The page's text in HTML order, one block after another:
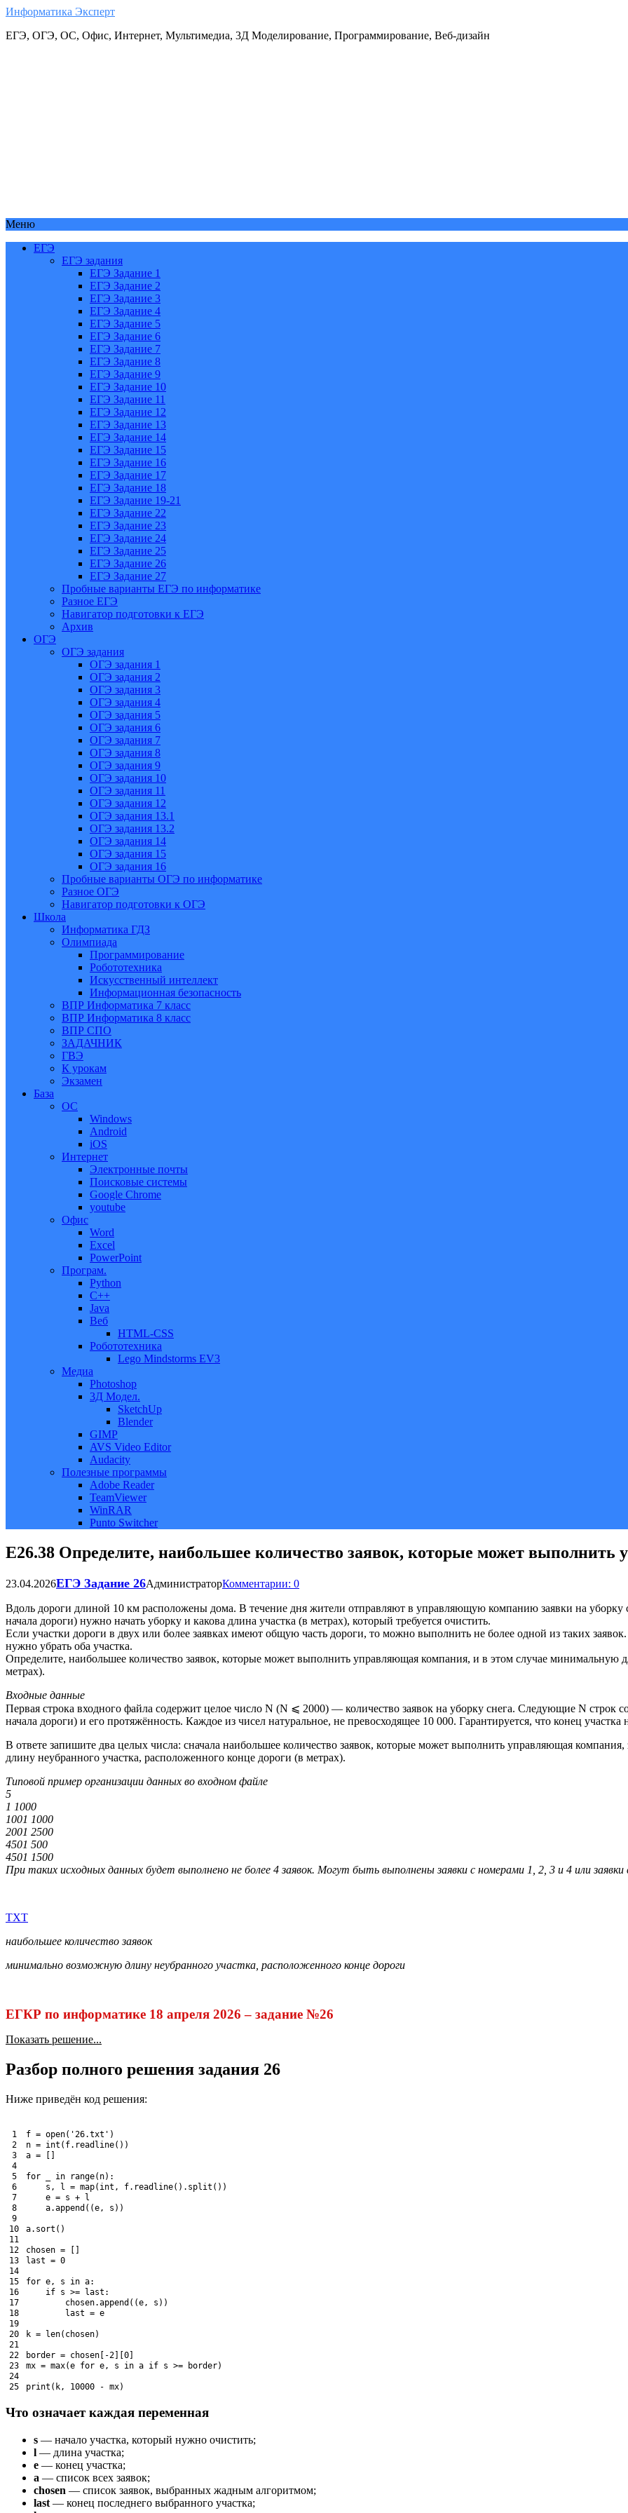
Информатика Эксперт
ЕГЭ, ОГЭ, ОС, Офис, Интернет, Мультимедиа, 3Д Моделирование, Программирование, Веб-дизайн
Меню
ЕГЭ
ЕГЭ задания
ЕГЭ Задание 1
ЕГЭ Задание 2
ЕГЭ Задание 3
ЕГЭ Задание 4
ЕГЭ Задание 5
ЕГЭ Задание 6
ЕГЭ Задание 7
ЕГЭ Задание 8
ЕГЭ Задание 9
ЕГЭ Задание 10
ЕГЭ Задание 11
ЕГЭ Задание 12
ЕГЭ Задание 13
ЕГЭ Задание 14
ЕГЭ Задание 15
ЕГЭ Задание 16
ЕГЭ Задание 17
ЕГЭ Задание 18
ЕГЭ Задание 19-21
ЕГЭ Задание 22
ЕГЭ Задание 23
ЕГЭ Задание 24
ЕГЭ Задание 25
ЕГЭ Задание 26
ЕГЭ Задание 27
Пробные варианты ЕГЭ по информатике
Разное ЕГЭ
Навигатор подготовки к ЕГЭ
Архив
ОГЭ
ОГЭ задания
ОГЭ задания 1
ОГЭ задания 2
ОГЭ задания 3
ОГЭ задания 4
ОГЭ задания 5
ОГЭ задания 6
ОГЭ задания 7
ОГЭ задания 8
ОГЭ задания 9
ОГЭ задания 10
ОГЭ задания 11
ОГЭ задания 12
ОГЭ задания 13.1
ОГЭ задания 13.2
ОГЭ задания 14
ОГЭ задания 15
ОГЭ задания 16
Пробные варианты ОГЭ по информатике
Разное ОГЭ
Навигатор подготовки к ОГЭ
Школа
Информатика ГДЗ
Олимпиада
Программирование
Робототехника
Искусственный интеллект
Информационная безопасность
ВПР Информатика 7 класс
ВПР Информатика 8 класс
ВПР СПО
ЗАДАЧНИК
ГВЭ
К урокам
Экзамен
База
ОС
Windows
Android
iOS
Интернет
Электронные почты
Поисковые системы
Google Chrome
youtube
Офис
Word
Excel
PowerPoint
Програм.
Python
C++
Java
Веб
HTML-CSS
Робототехника
Lego Mindstorms EV3
Медиа
Photoshop
3Д Модел.
SketchUp
Blender
GIMP
AVS Video Editor
Audacity
Полезные программы
Adobe Reader
TeamViewer
WinRAR
Punto Switcher
Е26.38 Определите, наибольшее количество заявок, которые может
23.04.2026ЕГЭ Задание 26АдминистраторКомментарии: 0
Вдоль дороги длиной 10 км расположены дома. В течение дня жители отправляют в управляющую компанию заявки на уборку
начала дороги) нужно начать уборку и какова длина участка (в метрах), который требуется очистить.
Если участки дороги в двух или более заявках имеют общую часть дороги, то можно выполнить не более одной из таких
нужно убрать оба участка.
Определите, наибольшее количество заявок, которые может выполнить управляющая компания, и в этом случае минимальную
метрах).
Входные данные
Первая строка входного файла содержит целое число N (N ⩽ 2000) — количество заявок на уборку снега. Следующие N строк
начала дороги) и его протяжённость. Каждое из чисел натуральное, не превосходящее 10 000. Гарантируется, что конец
В ответе запишите два целых числа: сначала наибольшее количество заявок, которые может выполнить управляющая
длину неубранного участка, расположенного конце дороги (в метрах).
Типовой пример организации данных во входном файле
5
1 1000
1001 1000
2001 2500
4501 500
4501 1500
При таких исходных данных будет выполнено не более 4 заявок. Могут быть выполнены заявки с номерами 1, 2, 3 и 4 или
TXT
наибольшее количество заявок
минимально возможную длину неубранного участка, расположенного конце дороги
ЕГКР по информатике 18 апреля 2026 – задание №26
Показать решение...
Разбор полного решения задания 26
Ниже приведён код решения:
1
2
3
4
5
6
7
8
9
10
11
12
13
14
15
16
17
18
19
20
21
22
23
24
25
f = open( '26.txt' )
n = int ( f. readline( ) )
a = [ ]
for in range( n) :
s , l = map( int , f. readline( ) . split ( ) )
e = s + l
a.append ( (e , s ) )
a. sort ( )
chosen = [ ]
last = 0
for e , s in a:
if s >= last :
chosen.append ( (e , s ) )
last = e
k = len( chosen)
border = chosen [ -2] [0]
mx = max(e for e , s in a if s >= border)
print ( k , 10000 - mx)
Что означает каждая переменная
s — начало участка, который нужно очистить;
l — длина участка;
e — конец участка;
a — список всех заявок;
chosen — список заявок, выбранных жадным алгоритмом;
last — конец последнего выбранного участка;